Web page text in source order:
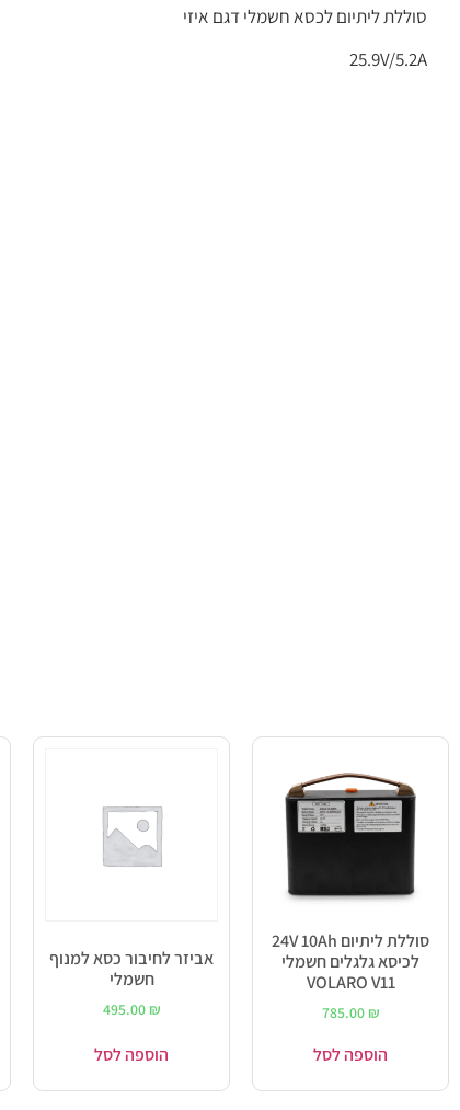
סוללת ליתיום לכסא חשמלי דגם איזי
25.9V/5.2A
סוללת ליתיום 24V 10Ah
לכיסא גלגלים חשמלי
VOLARO V11
785.00 ₪
הוספה לסל
אביזר לחיבור כסא למנוף
חשמלי
495.00 ₪
הוספה לסל